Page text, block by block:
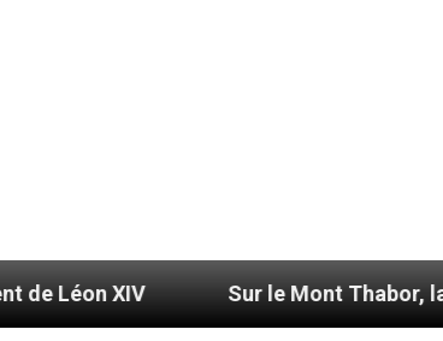
Sur le Mont Thabor, la foi reparaît